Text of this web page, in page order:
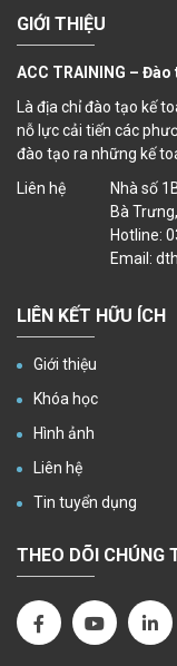
GIỚI THIỆU
ACC TRAINING –
Là địa chỉ đào tạo kế
nỗ lực cải tiến các
đào tạo ra những kế
Liên hệ
Nhà số
Bà
Hotline:
Email:
LIÊN KẾT HỮU ÍCH
Giới thiệu
Khóa học
Hình ảnh
Liên hệ
Tin tuyển dụng
THEO DÕI CHÚNG